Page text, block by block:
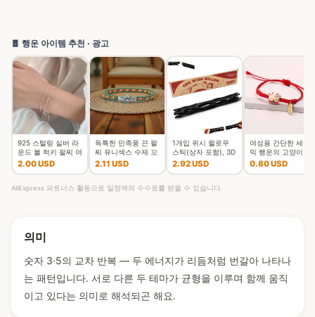
🧧 행운 아이템 추천 · 광고
925 스털링 실버 라
운드 볼 럭키 팔찌 여
성 더블 레이어 스네
이크 체인 핫 최고 품
2.00 USD
독특한 민족풍 끈 팔
찌 유니섹스 수제 꼬
임 행운의 실 커플 팔
2.11 USD
1개입 위시 윌로우
스틱(상자 포함), 3D
프린팅된 소원을 담
2.92 USD
여성용 간단한 세라
믹 행운의 고양이 꼰
팔찌, 귀여운 동물 새
끼 고양이, 손으로 짠
0.80 USD
AliExpress 파트너스 활동으로 일정액의 수수료를 받을 수 있습니다.
의미
숫자 3·5의 교차 반복 — 두 에너지가 리듬처럼 번갈아 나타나
는 패턴입니다. 서로 다른 두 테마가 균형을 이루며 함께 움직
이고 있다는 의미로 해석되곤 해요.